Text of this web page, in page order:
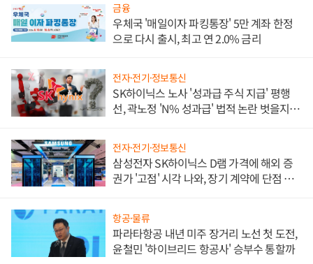
금융
우체국 '매일이자 파킹통장' 5만 계좌 한정
으로 다시 출시, 최고 연 2.0% 금리
전자·전기·정보통신
SK하이닉스 노사 '성과급 주식 지급' 평행
선, 곽노정 'N% 성과급' 법적 논란 벗을지 주
전자·전기·정보통신
삼성전자 SK하이닉스 D램 가격에 해외 증
권가 '고점' 시각 나와, 장기 계약에 단점 부
항공·물류
파라타항공 내년 미주 장거리 노선 첫 도전,
윤철민 '하이브리드 항공사' 승부수 통할까